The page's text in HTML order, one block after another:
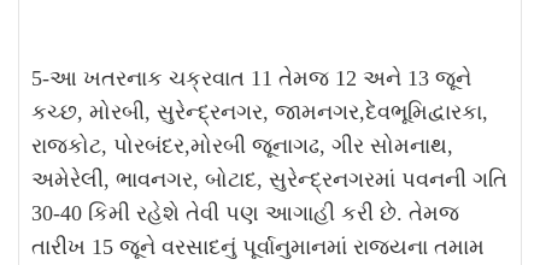
5-આ ખતરનાક ચક્રવાત 11 તેમજ 12 અને 13 જૂને
કચ્છ, મોરબી, સુરેન્દ્રનગર, જામનગર,દેવભૂમિદ્વારકા,
રાજકોટ, પોરબંદર,મોરબી જૂનાગઢ, ગીર સોમનાથ,
અમેરેલી, ભાવનગર, બોટાદ, સુરેન્દ્રનગરમાં પવનની ગતિ
30-40 કિમી રહેશે તેવી પણ આગાહી કરી છે. તેમજ
તારીખ 15 જૂને વરસાદનું પૂર્વાનુમાનમાં રાજ્યના તમામ